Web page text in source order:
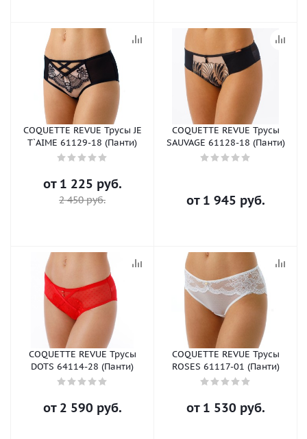
COQUETTE REVUE Трусы JE
T`AIME 61129-18 (Панти)
от 1 225 руб.
2 450 руб.
COQUETTE REVUE Трусы
SAUVAGE 61128-18 (Панти)
от 1 945 руб.
COQUETTE REVUE Трусы
DOTS 64114-28 (Панти)
от 2 590 руб.
COQUETTE REVUE Трусы
ROSES 61117-01 (Панти)
от 1 530 руб.